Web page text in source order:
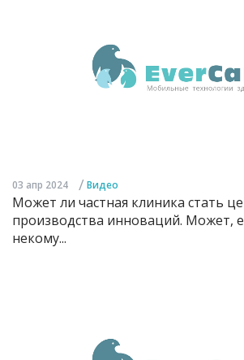
03 апр 2024 / Видео
Может ли частная клиника стать
производства инноваций. Может,
некому...